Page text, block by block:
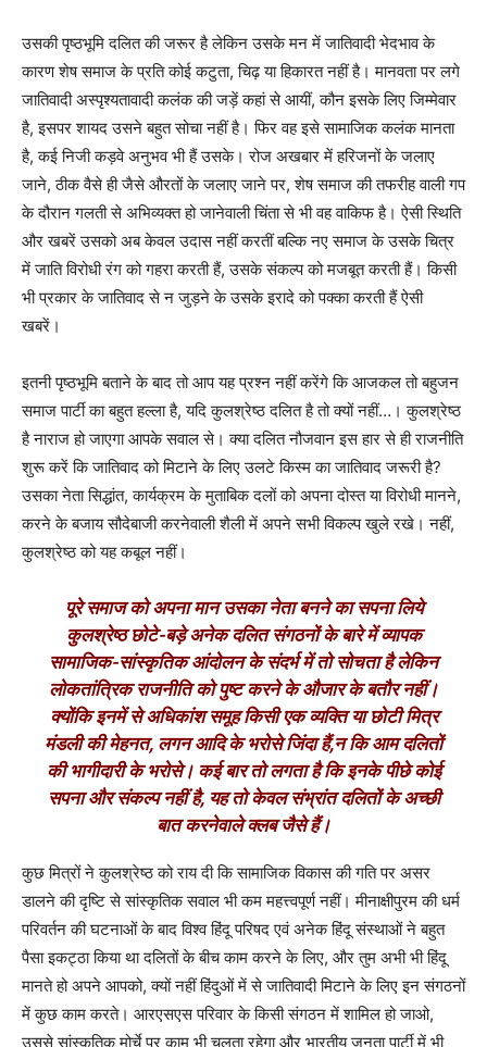
उसकी पृष्ठभूमि दलित की जरूर है लेकिन उसके मन में जातिवादी भेदभाव के
कारण शेष समाज के प्रति कोई कटुता, चिढ़ या हिकारत नहीं है। मानवता पर लगे
जातिवादी अस्पृश्यतावादी कलंक की जड़ें कहां से आयीं, कौन इसके लिए जिम्मेवार
है, इसपर शायद उसने बहुत सोचा नहीं है। फिर वह इसे सामाजिक कलंक मानता
है, कई निजी कड़वे अनुभव भी हैं उसके। रोज अखबार में हरिजनों के जलाए
जाने, ठीक वैसे ही जैसे औरतों के जलाए जाने पर, शेष समाज की तफरीह वाली गप
के दौरान गलती से अभिव्यक्त हो जानेवाली चिंता से भी वह वाकिफ है। ऐसी स्थिति
और खबरें उसको अब केवल उदास नहीं करतीं बल्कि नए समाज के उसके चित्र
में जाति विरोधी रंग को गहरा करती हैं, उसके संकल्प को मजबूत करती हैं। किसी
भी प्रकार के जातिवाद से न जुड़ने के उसके इरादे को पक्का करती हैं ऐसी
खबरें।
इतनी पृष्ठभूमि बताने के बाद तो आप यह प्रश्न नहीं करेंगे कि आजकल तो बहुजन
समाज पार्टी का बहुत हल्ला है, यदि कुलश्रेष्ठ दलित है तो क्यों नहीं…। कुलश्रेष्ठ
है नाराज हो जाएगा आपके सवाल से। क्या दलित नौजवान इस हार से ही राजनीति
शुरू करें कि जातिवाद को मिटाने के लिए उलटे किस्म का जातिवाद जरूरी है?
उसका नेता सिद्धांत, कार्यक्रम के मुताबिक दलों को अपना दोस्त या विरोधी मानने,
करने के बजाय सौदेबाजी करनेवाली शैली में अपने सभी विकल्प खुले रखे। नहीं,
कुलश्रेष्ठ को यह कबूल नहीं।
पूरे समाज को अपना मान उसका नेता बनने का सपना लिये
कुलश्रेष्ठ छोटे-बड़े अनेक दलित संगठनों के बारे में व्यापक
सामाजिक-सांस्कृतिक आंदोलन के संदर्भ में तो सोचता है लेकिन
लोकतांत्रिक राजनीति को पुष्ट करने के औजार के बतौर नहीं।
क्योंकि इनमें से अधिकांश समूह किसी एक व्यक्ति या छोटी मित्र
मंडली की मेहनत, लगन आदि के भरोसे जिंदा हैं,न कि आम दलितों
की भागीदारी के भरोसे। कई बार तो लगता है कि इनके पीछे कोई
सपना और संकल्प नहीं है, यह तो केवल संभ्रांत दलितों के अच्छी
बात करनेवाले क्लब जैसे हैं।
कुछ मित्रों ने कुलश्रेष्ठ को राय दी कि सामाजिक विकास की गति पर असर
डालने की दृष्टि से सांस्कृतिक सवाल भी कम महत्त्वपूर्ण नहीं। मीनाक्षीपुरम की धर्म
परिवर्तन की घटनाओं के बाद विश्व हिंदू परिषद एवं अनेक हिंदू संस्थाओं ने बहुत
पैसा इकट्ठा किया था दलितों के बीच काम करने के लिए, और तुम अभी भी हिंदू
मानते हो अपने आपको, क्यों नहीं हिंदुओं में से जातिवादी मिटाने के लिए इन संगठनों
में कुछ काम करते। आरएसएस परिवार के किसी संगठन में शामिल हो जाओ,
उससे सांस्कृतिक मोर्चे पर काम भी चलता रहेगा और भारतीय जनता पार्टी में भी